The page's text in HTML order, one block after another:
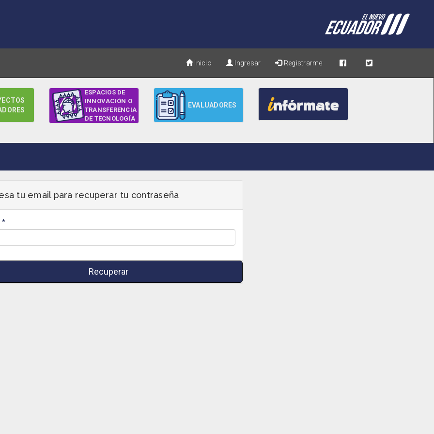
Inicio Ingresar Registrarme
ESPACIOS DE
INNOVACIÓN O
TRANSFERENCIA
DE TECNOLOGÍA
EVALUADORES
tu email para recuperar tu contraseña
Recuperar